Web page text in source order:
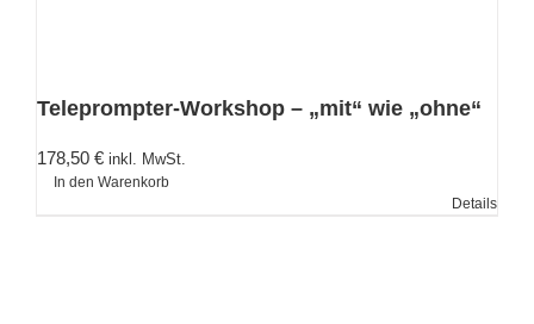
Teleprompter-Workshop – „mit“ wie „ohne“
178,50 € inkl. MwSt.
In den Warenkorb
Details